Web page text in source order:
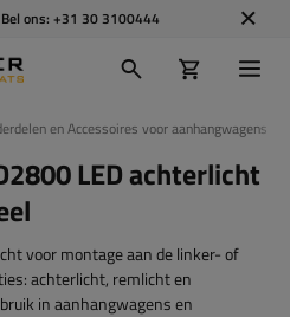
ons: +31 30 3100444
en Accessoires voor aanhangwagens
LED achterlicht
voor montage aan de linker- of
achterlicht, remlicht en
in aanhangwagens en